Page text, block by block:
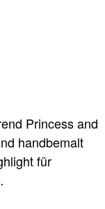
Princess and
handbemalt
für